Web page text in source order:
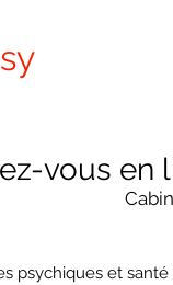
vous en
psychiques et